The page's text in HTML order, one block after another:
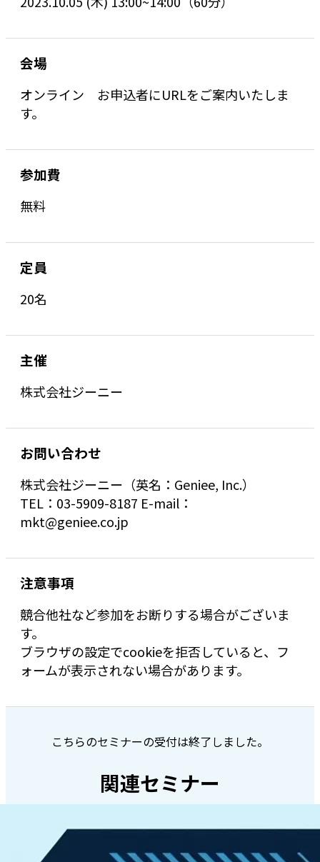
会場
オンライン お申込者にURLをご案内いたしま
す。
参加費
無料
定員
20名
主催
株式会社ジーニー
お問い合わせ
株式会社ジーニー（英名：Geniee, Inc.）
TEL：03-5909-8187 E-mail：
mkt@geniee.co.jp
注意事項
競合他社など参加をお断りする場合がございま
す。
ブラウザの設定でcookieを拒否していると、フ
ォームが表示されない場合があります。
こちらのセミナーの受付は終了しました。
関連セミナー